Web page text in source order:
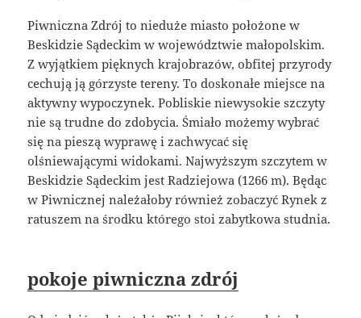
Piwniczna Zdrój to nieduże miasto położone w
Beskidzie Sądeckim w województwie małopolskim.
Z wyjątkiem pięknych krajobrazów, obfitej przyrody
cechują ją górzyste tereny. To doskonałe miejsce na
aktywny wypoczynek. Pobliskie niewysokie szczyty
nie są trudne do zdobycia. Śmiało możemy wybrać
się na pieszą wyprawę i zachwycać się
olśniewającymi widokami. Najwyższym szczytem w
Beskidzie Sądeckim jest Radziejowa (1266 m). Będąc
w Piwnicznej należałoby również zobaczyć Rynek z
ratuszem na środku którego stoi zabytkowa studnia.
pokoje piwniczna zdrój